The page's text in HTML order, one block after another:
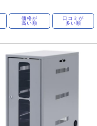
価格が
高い順
口コミが
多い順